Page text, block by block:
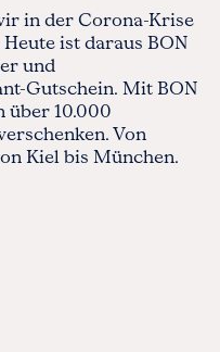
in der Corona-Krise
ist daraus BON
und
Gutschein. Mit BON
über 10.000
Von
Kiel bis München.